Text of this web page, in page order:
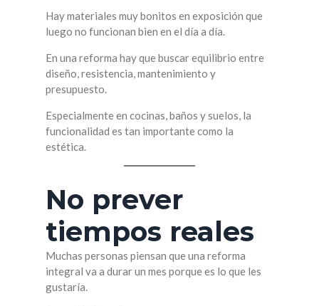
Hay materiales muy bonitos en exposición que
luego no funcionan bien en el día a día.
En una reforma hay que buscar equilibrio entre
diseño, resistencia, mantenimiento y
presupuesto.
Especialmente en cocinas, baños y suelos, la
funcionalidad es tan importante como la
estética.
No prever
tiempos reales
Muchas personas piensan que una reforma
integral va a durar un mes porque es lo que les
gustaría.